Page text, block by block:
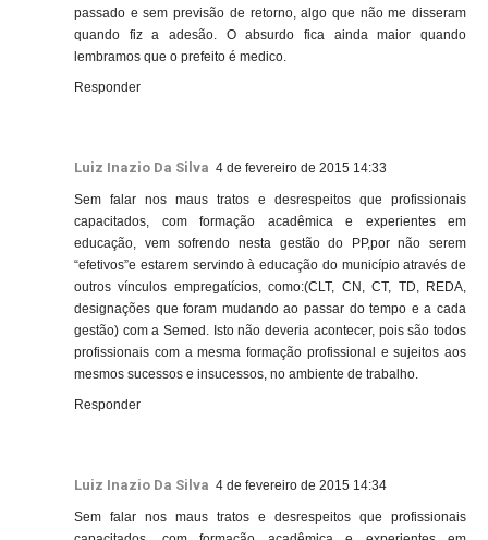
passado e sem previsão de retorno, algo que não me disseram
quando fiz a adesão. O absurdo fica ainda maior quando
lembramos que o prefeito é medico.
Responder
Luiz Inazio Da Silva 4 de fevereiro de 2015 14:33
Sem falar nos maus tratos e desrespeitos que profissionais
capacitados, com formação acadêmica e experientes em
educação, vem sofrendo nesta gestão do PP,por não serem
“efetivos”e estarem servindo à educação do município através de
outros vínculos empregatícios, como:(CLT, CN, CT, TD, REDA,
designações que foram mudando ao passar do tempo e a cada
gestão) com a Semed. Isto não deveria acontecer, pois são todos
profissionais com a mesma formação profissional e sujeitos aos
mesmos sucessos e insucessos, no ambiente de trabalho.
Responder
Luiz Inazio Da Silva 4 de fevereiro de 2015 14:34
Sem falar nos maus tratos e desrespeitos que profissionais